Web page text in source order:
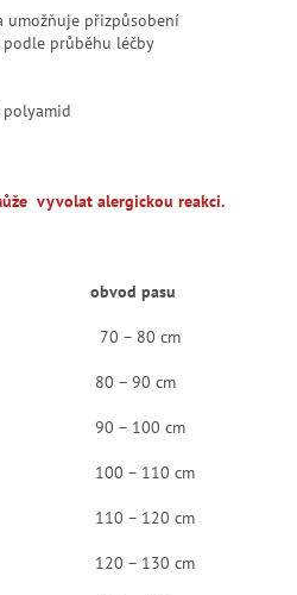
umožňuje přizpůsobení
průběhu léčby
polyamid
vyvolat alergickou reakci.
pasu
cm
cm
cm
cm
120 cm
130 cm